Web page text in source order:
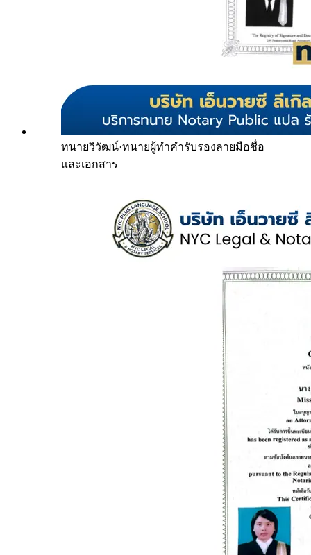
ทนายวิวัฒน์·ทนายผู้ทำคำรับรองลายมือชื่อ
และเอกสาร